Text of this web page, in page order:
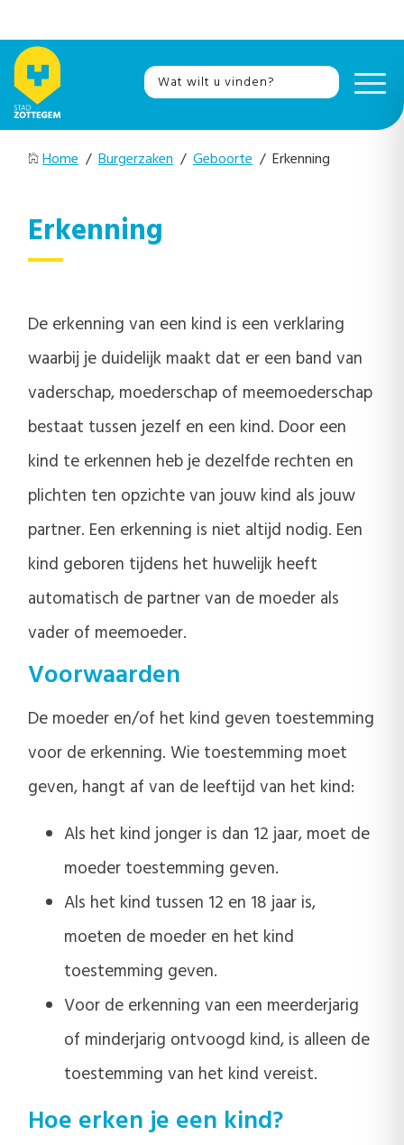
Home / Burgerzaken / Geboorte / Erkenning
Erkenning
De erkenning van een kind is een verklaring
waarbij je duidelijk maakt dat er een band van
vaderschap, moederschap of meemoederschap
bestaat tussen jezelf en een kind. Door een
kind te erkennen heb je dezelfde rechten en
plichten ten opzichte van jouw kind als jouw
partner. Een erkenning is niet altijd nodig. Een
kind geboren tijdens het huwelijk heeft
automatisch de partner van de moeder als
vader of meemoeder.
Voorwaarden
De moeder en/of het kind geven toestemming
voor de erkenning. Wie toestemming moet
geven, hangt af van de leeftijd van het kind:
Als het kind jonger is dan 12 jaar, moet de
moeder toestemming geven.
Als het kind tussen 12 en 18 jaar is,
moeten de moeder en het kind
toestemming geven.
Voor de erkenning van een meerderjarig
of minderjarig ontvoogd kind, is alleen de
toestemming van het kind vereist.
Hoe erken je een kind?